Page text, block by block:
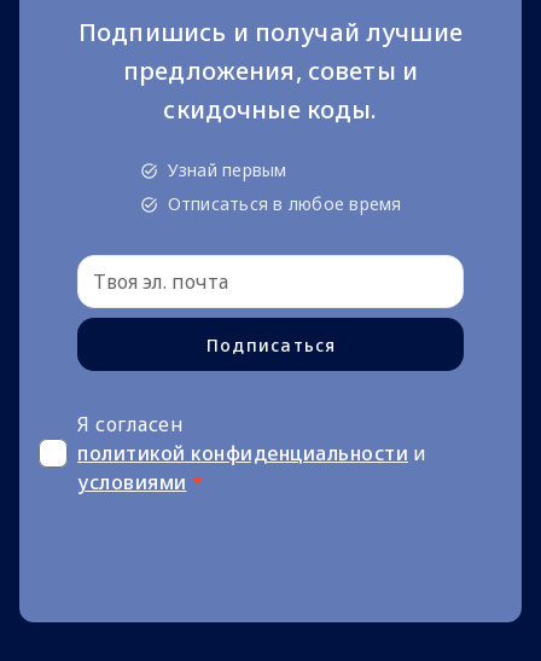
Подпишись и получай лучшие
предложения, советы и
скидочные коды.
Узнай первым
Отписаться в любое время
Подписаться
Я согласен
политикой конфиденциальности и
условиями *